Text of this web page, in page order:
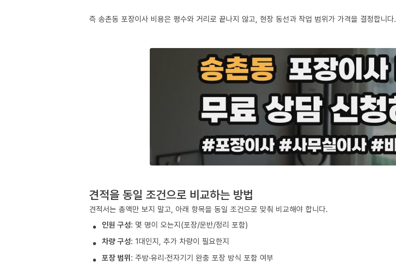
즉 송촌동 포장이사 비용은 평수와 거리로 끝나지 않고, 현장 동선과 작업 범위가 가격을 결정합니다.
견적을 동일 조건으로 비교하는 방법
견적서는 총액만 보지 말고, 아래 항목을 동일 조건으로 맞춰 비교해야 합니다.
인원 구성: 몇 명이 오는지(포장/운반/정리 포함)
차량 구성: 1대인지, 추가 차량이 필요한지
포장 범위: 주방·유리·전자기기 완충 포장 방식 포함 여부